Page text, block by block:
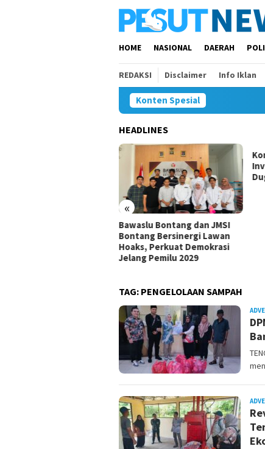
HOME NASIONAL DAERAH
REDAKSI Disclaimer Info Iklan
Konten Spesial
HEADLINES
«
Bawaslu Bontang dan JMSI
Bontang Bersinergi Lawan
Hoaks, Perkuat Demokrasi
Komisi IV Tunggu Hasil
Investigasi Satgas soal
Dugaan Pelanggaran
TAG: PENGELOLAAN SAMPAH